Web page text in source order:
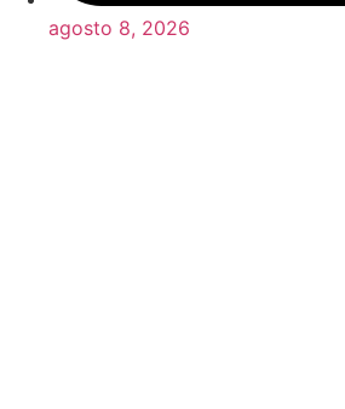
agosto 8, 2026